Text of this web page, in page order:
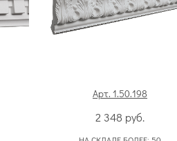
Арт. 1.50.198
2 348 руб.